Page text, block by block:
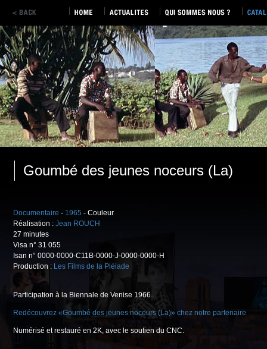
Goumbé des jeunes noceurs (La)
Documentaire - 1965 - Couleur
Réalisation : Jean ROUCH
27 minutes
Visa n° 31 055
Isan n° 0000-0000-C11B-0000-J-0000-0000-H
Production : Les Films de la Pléiade
Participation à la Biennale de Venise 1966.
Redécouvrez «Goumbé des jeunes noceurs (La)» chez notre partenaire
Numérisé et restauré en 2K, avec le soutien du CNC.